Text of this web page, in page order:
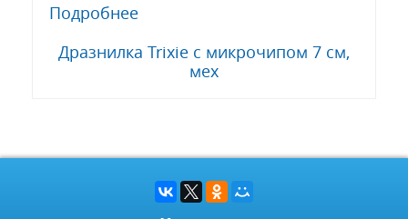
Подробнее
Дразнилка Trixie с микрочипом 7 см,
мех